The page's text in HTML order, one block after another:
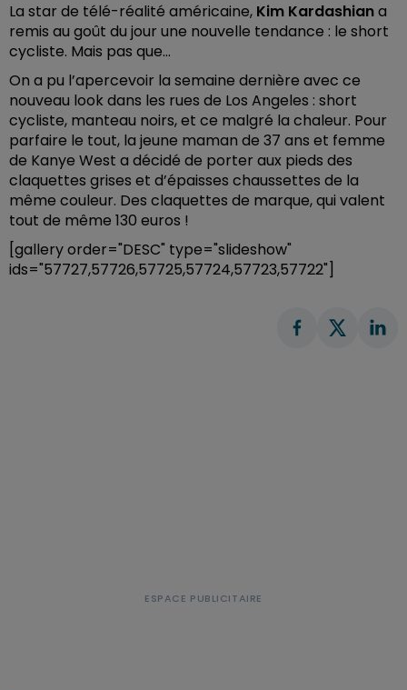
La star de télé-réalité américaine, Kim Kardashiana
remis au goût du jour une nouvelle tendance : le short
cycliste. Mais pas que…
On a pu l’apercevoir la semaine dernière avec ce
nouveau look dans les rues de Los Angeles : short
cycliste, manteau noirs, et ce malgré la chaleur. Pour
parfaire le tout, la jeune maman de 37 ans et femme
de Kanye West a décidé de porter aux pieds des
claquettes grises et d’épaisses chaussettes de la
même couleur. Des claquettes de marque, qui valent
tout de même 130 euros !
[gallery order="DESC" type="slideshow"
ids="57727,57726,57725,57724,57723,57722"]